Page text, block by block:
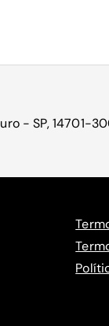
- SP, 14701-